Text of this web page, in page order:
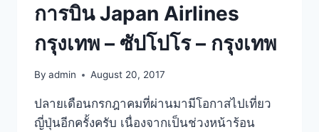
การบิน Japan Airlines
กรุงเทพ – ซัปโปโร – กรุงเทพ
By admin August 20, 2017
ปลายเดือนกรกฎาคมที่ผ่านมามีโอกาสไปเที่ยว
ญี่ปุ่นอีกครั้งครับ เนื่องจากเป็นช่วงหน้าร้อน